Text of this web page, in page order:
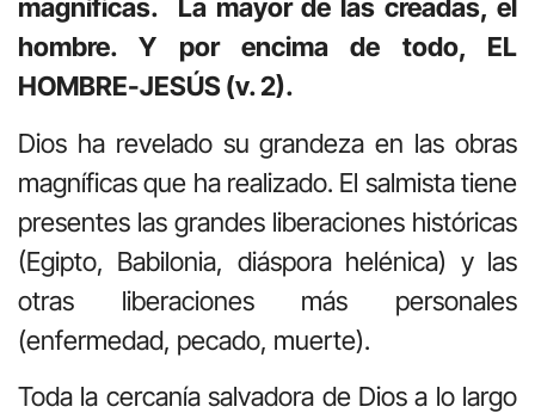
magníficas. La mayor de las creadas, el
hombre. Y por encima de todo, EL
HOMBRE-JESÚS (v. 2).
Dios ha revelado su grandeza en las obras
magníficas que ha realizado. El salmista tiene
presentes las grandes liberaciones históricas
(Egipto, Babilonia, diáspora helénica) y las
otras liberaciones más personales
(enfermedad, pecado, muerte).
Toda la cercanía salvadora de Dios a lo largo